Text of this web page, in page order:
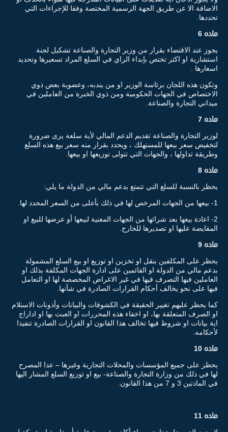
الاضافة الا عن طريق الجهة الرسمية المختصة وفقا للإجراءات التي
تحددها.
ماده 6
يجوز عند الاقتضاء بقرار من وزير التجارة والصناعة تشكيل لجنة
استشارية او اكثر تختص بإبداء الراي في السلع المراد تسعيرها وتحديد
اسعارها .
وتكون هذه اللجان برئاسة الوزير او من يندبه، وعضوية بعض ذوي
الاختصاص في الجهات الحكومية ومن ذوي الخبرة من العاملين في
ميداني التجارة والصناعة.
ماده 7
لوزير التجارة والصناعة تقديم الدعم المالي لأية سلعة يرى ضرورة
لتخفيض سعر بيعها للمستهلك ، ويحدد بقرار منه سعر بيع هذه السلع
وطريقة تداولها ، والجهات التي تتولى توزيعها او بيعها.
ماده 8
يحظر بالنسبة للسلع التي تتمتع بدعم مالي من الدولة ما يلي:
1- بيعها من الجهات المرخص لها في ذلك بأعلى من السعر المحدد لها.
2- اعادة بيعها بعد شرائها من الجهات المعنية لبيعها أو عرضها للبيع او
المقايضة عليها او تصديرها للخارج.
ماده 9
يحظر على المكلفين بنقل او تخزين او توزيع او بيع السلع المشمولة
بدعم مالي من الدولة او القائمين على ادارة الجهات المكلفة بذلك او
العاملين فيها التصرف قيها في غير الاغراض المخصصة لها او التعامل
فيها على نحو يخالف أحكام القرارات الصادرة في شأنها.
كما يحظر عليهم تغيير الحقيقة في الكشوفات والبيانات وأذونات الاستلام
او الصرف المتعلقة بها، او اخفاء هذه المحررات او العبث بها او اداراج
اية بيانات او شروط فيها تخالف هذا القانون او القرارات الصادرة تنفيذا
لأحكامه.
ماده 10
يحظر على جميع المؤسسات والمحلات التجارية وغيرها – عدا المصرح
لها في ذلك من وزارة التجارة والصناعة- بيع او توزيع السلع المشار اليها
في المادتين 3 و 7 من هذا القانون.
ماده 11